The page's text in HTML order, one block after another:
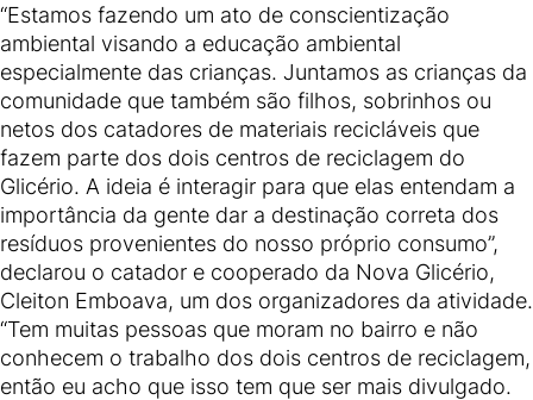
“Estamos fazendo um ato de conscientização
ambiental visando a educação ambiental
especialmente das crianças. Juntamos as crianças da
comunidade que também são filhos, sobrinhos ou
netos dos catadores de materiais recicláveis que
fazem parte dos dois centros de reciclagem do
Glicério. A ideia é interagir para que elas entendam a
importância da gente dar a destinação correta dos
resíduos provenientes do nosso próprio consumo”,
declarou o catador e cooperado da Nova Glicério,
Cleiton Emboava, um dos organizadores da atividade.
“Tem muitas pessoas que moram no bairro e não
conhecem o trabalho dos dois centros de reciclagem,
então eu acho que isso tem que ser mais divulgado.